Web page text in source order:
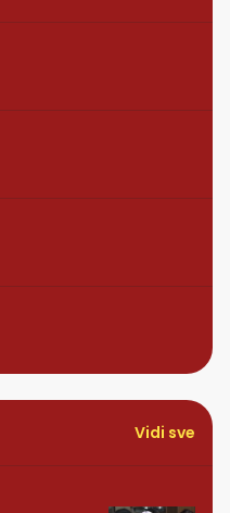
Vidi sve